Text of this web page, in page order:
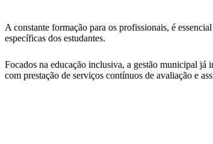
A constante formação para os profissionais, é
específicas dos estudantes.
Focados na educação inclusiva, a gestão municipal
com prestação de serviços contínuos de avaliação e